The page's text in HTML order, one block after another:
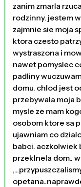
zanim zmarla
rodzinny. jestem
zajmnie sie moja
ktora czesto
wystraszona i
nawet pomyslec
padliny
domu. chlod jest
przebywala moja
mysle ze mam
osobom ktore sa
ujawniam co
babci. aczkolwiek
przeklnela dom..